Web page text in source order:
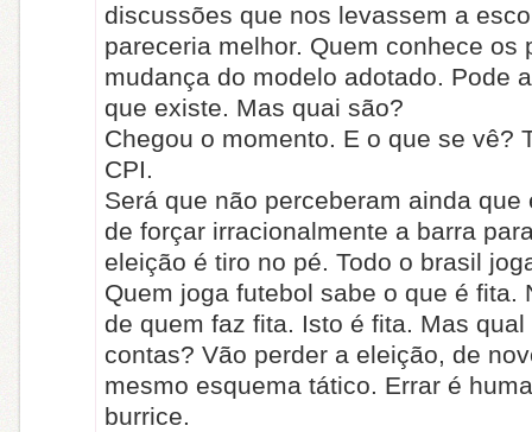
discussões que nos levassem a
pareceria melhor. Quem conhece os
mudança do modelo adotado. Pode
que existe. Mas quai são?
Chegou o momento. E o que se vê?
CPI.
Será que não perceberam ainda que
de forçar irracionalmente a barra
eleição é tiro no pé. Todo o brasil
Quem joga futebol sabe o que é fita.
de quem faz fita. Isto é fita. Mas
contas? Vão perder a eleição, de
mesmo esquema tático. Errar é
burrice.